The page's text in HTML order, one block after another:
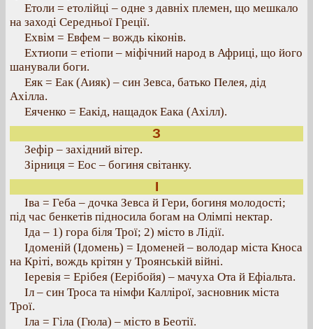
Етоли = етолійці – одне з давніх племен, що мешкало
на заході Середньої Греції.
Ехвім = Евфем – вождь кіконів.
Ехтиопи = етіопи – міфічний народ в Африці, що його
шанували боги.
Еяк = Еак (Аияк) – син Зевса, батько Пелея, дід
Ахілла.
Еяченко = Еакід, нащадок Еака (Ахілл).
З
Зефір – західний вітер.
Зірниця = Еос – богиня світанку.
І
Іва = Геба – дочка Зевса й Гери, богиня молодості;
під час бенкетів підносила богам на Олімпі нектар.
Іда – 1) гора біля Трої; 2) місто в Лідії.
Ідоменій (Ідомень) = Ідоменей – володар міста Кноса
на Кріті, вождь крітян у Троянській війні.
Іеревія = Ерібея (Еерібойя) – мачуха Ота й Ефіальта.
Іл – син Троса та німфи Каллірої, засновник міста
Трої.
Іла = Гіла (Гюла) – місто в Беотії.